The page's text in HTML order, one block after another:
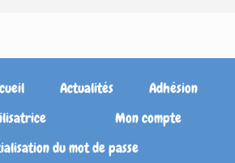
Actualités
Adhésion
Mon compte
du mot de passe